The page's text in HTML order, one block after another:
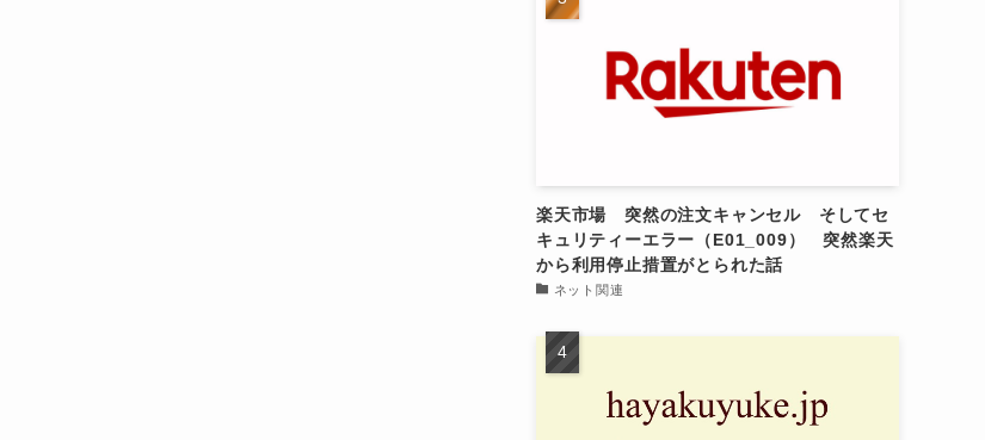
楽天市場 突然の注文キャンセル そしてセ
キュリティーエラー（E01_009） 突然楽天
から利用停止措置がとられた話
ネット関連